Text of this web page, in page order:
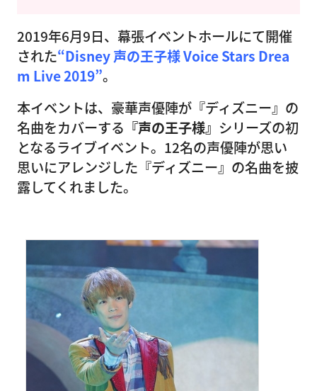
2019年6月9日、幕張イベントホールにて開催
された“Disney 声の王子様 Voice Stars Drea
m Live 2019”。
本イベントは、豪華声優陣が『ディズニー』の
名曲をカバーする 『声の王子様』 シリーズの初
となるライブイベント。12名の声優陣が思い
思いにアレンジした『ディズニー』の名曲を披
露してくれました。